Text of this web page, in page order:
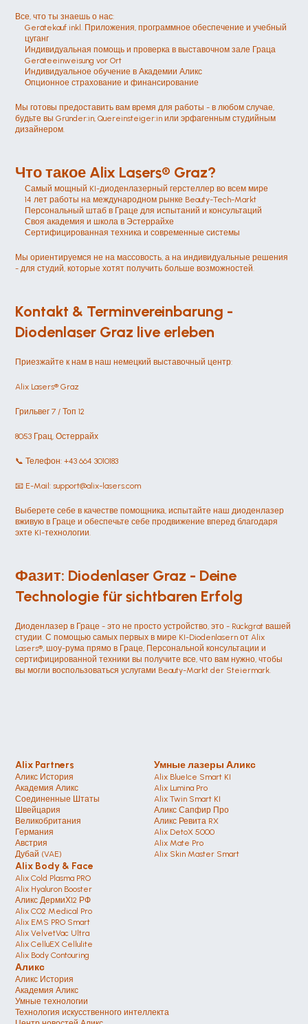
Все, что ты знаешь о нас:
Gerätekauf inkl. Приложения, программное обеспечение и учебный
цуганг
Индивидуальная помощь и проверка в выставочном зале Граца
Geräteeinweisung vor Ort
Индивидуальное обучение в Академии Аликс
Опционное страхование и финансирование
Мы готовы предоставить вам время для работы - в любом случае,
будьте вы Gründer:in, Quereinsteiger:in или эрфагенным студийным
дизайнером.
Что такое Alix Lasers® Graz?
Самый мощный KI-диоденлазерный герстеллер во всем мире
14 лет работы на международном рынке Beauty-Tech-Markt
Персональный штаб в Граце для испытаний и консультаций
Своя академия и школа в Эстеррайхе
Сертифицированная техника и современные системы
Мы ориентируемся не на массовость, а на индивидуальные решения
- для студий, которые хотят получить больше возможностей.
Kontakt & Terminvereinbarung -
Diodenlaser Graz live erleben
Приезжайте к нам в наш немецкий выставочный центр:
Alix Lasers® Graz
Грильвег 7 / Топ 12
8053 Грац, Остеррайх
📞 Телефон: +43 664 3010183
📧 E-Mail: support@alix-lasers.com
Выберете себе в качестве помощника, испытайте наш диоденлазер
вживую в Граце и обеспечьте себе продвижение вперед благодаря
эхте KI-технологии.
Фазит: Diodenlaser Graz - Deine
Technologie für sichtbaren Erfolg
Диоденлазер в Граце - это не просто устройство, это - Rückgrat вашей
студии. С помощью самых первых в мире KI-Diodenlasern от Alix
Lasers®, шоу-рума прямо в Граце, Персональной консультации и
сертифицированной техники вы получите все, что вам нужно, чтобы
вы могли воспользоваться услугами Beauty-Markt der Steiermark.
Alix Partners
Аликс История
Академия Аликс
Соединенные Штаты
Швейцария
Великобритания
Германия
Австрия
Дубай (VAE)
Умные лазеры Аликс
Alix BlueIce Smart KI
Alix Lumina Pro
Alix Twin Smart KI
Аликс Сапфир Про
Аликс Ревита RX
Alix DetoX 5000
Alix Mate Pro
Alix Skin Master Smart
Alix Body & Face
Alix Cold Plasma PRO
Alix Hyaluron Booster
Аликс ДермиХ12 РФ
Alix CO2 Medical Pro
Alix EMS PRO Smart
Alix VelvetVac Ultra
Alix CelluEX Cellulite
Alix Body Contouring
Аликс
Аликс История
Академия Аликс
Умные технологии
Технология искусственного интеллекта